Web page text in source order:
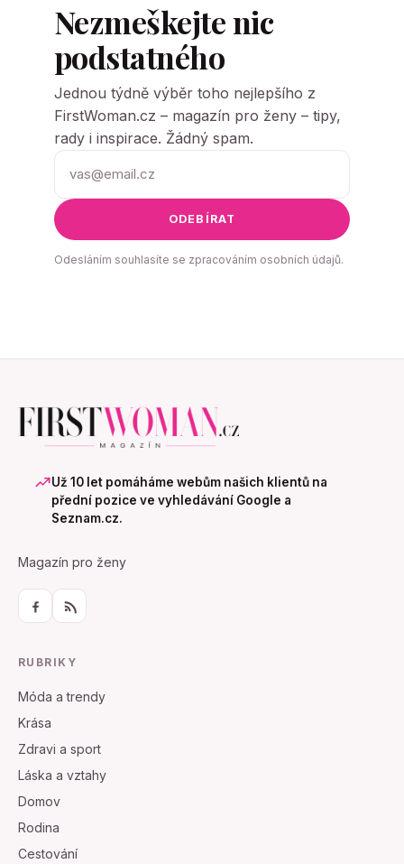
Nezmeškejte nic
podstatného
Jednou týdně výběr toho nejlepšího z
FirstWoman.cz – magazín pro ženy – tipy,
rady i inspirace. Žádný spam.
ODEBÍRAT
Odesláním souhlasíte se zpracováním osobních údajů.
Už 10 let pomáháme webům našich klientů na
přední pozice ve vyhledávání Google a
Seznam.cz.
Magazín pro ženy
RUBRIKY
Móda a trendy
Krása
Zdravi a sport
Láska a vztahy
Domov
Rodina
Cestování